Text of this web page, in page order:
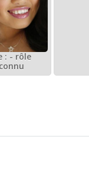
: - rôle